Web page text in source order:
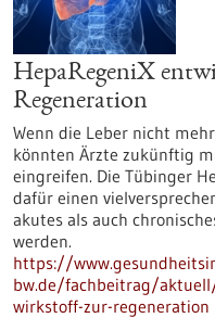
HepaRegeniX
Regeneration
Wenn die Leber nicht
könnten Ärzte zukünftig
eingreifen. Die Tübinger
dafür einen
akutes als auch
werden.
https://
bw.de/fachbeitrag/
wirkstoff-zur-regeneration